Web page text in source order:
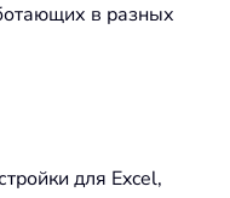
в разных
для Excel,